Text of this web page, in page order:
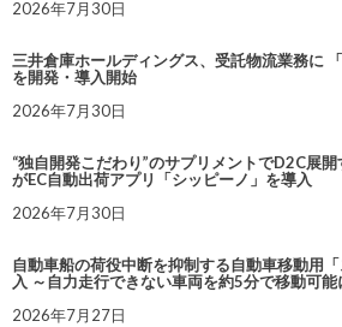
2026年7月30日
三井倉庫ホールディングス、受託物流業務に
を開発・導入開始
2026年7月30日
“独自開発こだわり”のサプリメントでD2C展開
がEC自動出荷アプリ「シッピーノ」を導入
2026年7月30日
自動車船の荷役中断を抑制する自動車移動用
入 ～自力走行できない車両を約5分で移動可能
2026年7月27日